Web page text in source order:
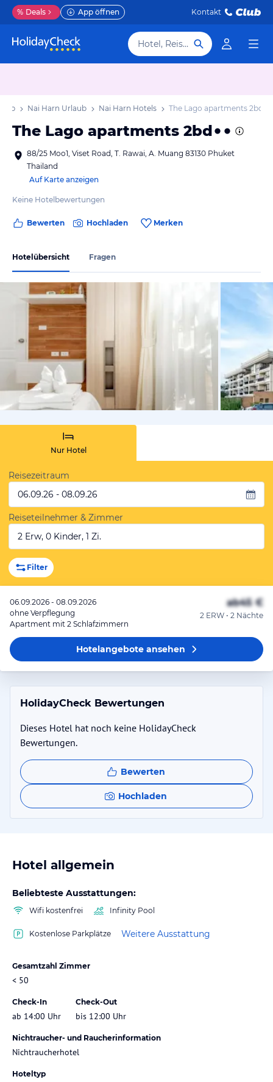
% Deals App öffnen Kontakt
Hotel, Reiseziel
Nai Harn Urlaub Nai Harn Hotels The Lago apartments 2bd
The Lago apartments 2bd
88/25 Moo1, Viset Road, T. Rawai, A. Muang 83130 Phuket
Thailand
Auf Karte anzeigen
Keine Hotelbewertungen
Bewerten Hochladen Merken
Hotelübersicht Fragen
von
Nur Hotel
Reisezeitraum
06.09.26 - 08.09.26
Reiseteilnehmer & Zimmer
2 Erw, 0 Kinder, 1 Zi.
Filter
06.09.2026 - 08.09.2026
ohne Verpflegung
Apartment mit 2 Schlafzimmern
ab45 €
2 ERW • 2 Nächte
Hotelangeboteansehen
HolidayCheck Bewertungen
Dieses Hotel hat noch keine HolidayCheck
Bewertungen.
Bewerten
Hochladen
Hotel allgemein
Beliebteste Ausstattungen:
Wifi kostenfrei Infinity Pool
Kostenlose Parkplätze Weitere Ausstattung
Gesamtzahl Zimmer
< 50
Check-In
ab 14:00 Uhr
Check-Out
bis 12:00 Uhr
Nichtraucher- und Raucherinformation
Nichtraucherhotel
Hoteltyp